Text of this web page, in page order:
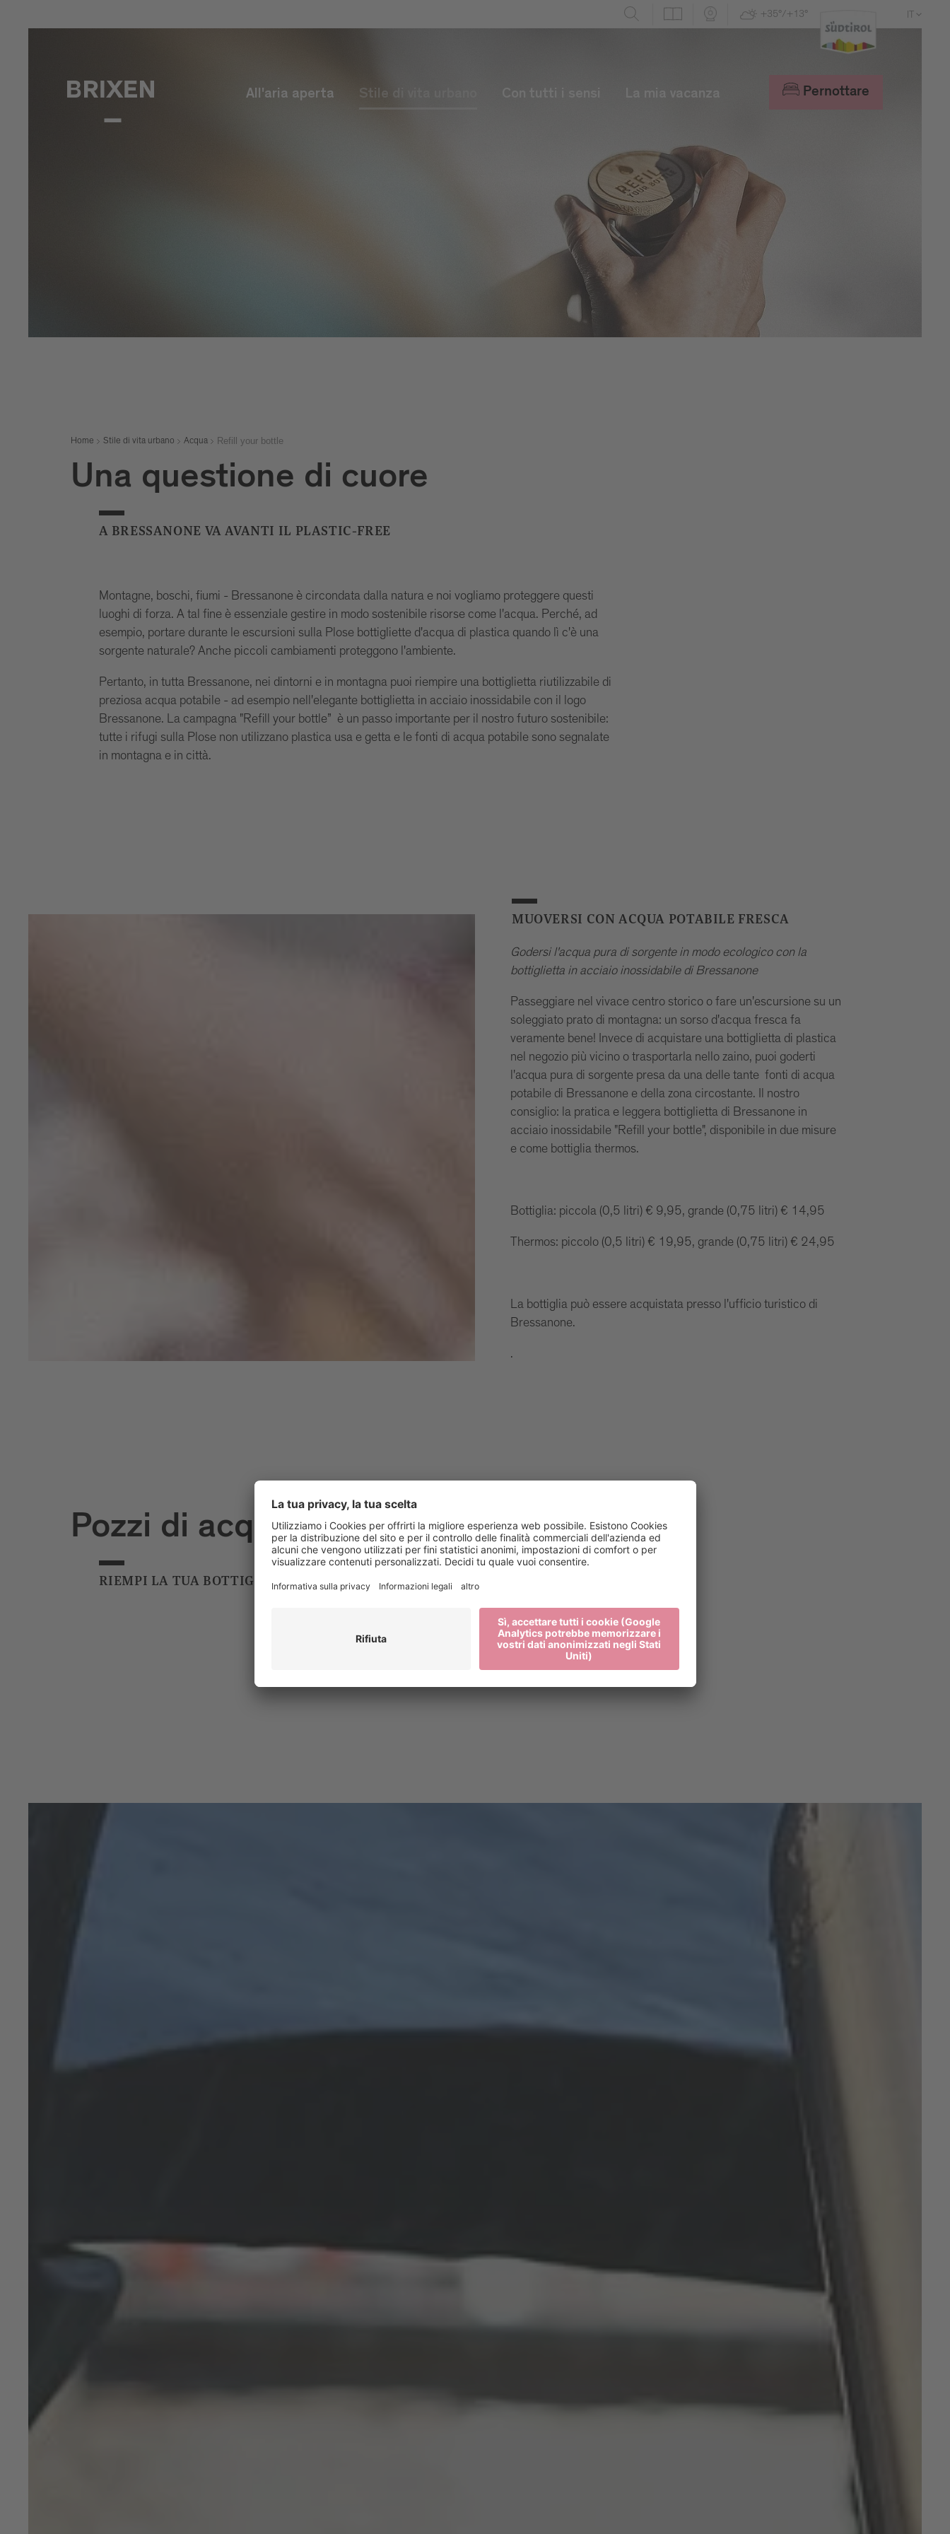
+35°/+13° IT
All'aria aperta Stile di vita urbano Con tutti i sensi La mia vacanza Pernottare
Home Stile di vita urbano Acqua Refill your bottle
Una questione di cuore
A BRESSANONE VA AVANTI IL PLASTIC-FREE
Montagne, boschi, fiumi - Bressanone è circondata dalla natura e noi vogliamo proteggere questi
luoghi di forza. A tal fine è essenziale gestire in modo sostenibile risorse come l'acqua. Perché, ad
esempio, portare durante le escursioni sulla Plose bottigliette d'acqua di plastica quando lì c'è una
sorgente naturale? Anche piccoli cambiamenti proteggono l'ambiente.
Pertanto, in tutta Bressanone, nei dintorni e in montagna puoi riempire una bottiglietta riutilizzabile di
preziosa acqua potabile - ad esempio nell'elegante bottiglietta in acciaio inossidabile con il logo
Bressanone. La campagna "Refill your bottle” è un passo importante per il nostro futuro sostenibile:
tutte i rifugi sulla Plose non utilizzano plastica usa e getta e le fonti di acqua potabile sono segnalate
in montagna e in città.
MUOVERSI CON ACQUA POTABILE FRESCA
Godersi l'acqua pura di sorgente in modo ecologico con la
bottiglietta in acciaio inossidabile di Bressanone
Passeggiare nel vivace centro storico o fare un'escursione su un
soleggiato prato di montagna: un sorso d'acqua fresca fa
veramente bene! Invece di acquistare una bottiglietta di plastica
nel negozio più vicino o trasportarla nello zaino, puoi goderti
l'acqua pura di sorgente presa da una delle tante fonti di acqua
potabile di Bressanone e della zona circostante. Il nostro
consiglio: la pratica e leggera bottiglietta di Bressanone in
acciaio inossidabile "Refill your bottle", disponibile in due misure
e come bottiglia thermos.
Bottiglia: piccola (0,5 litri) € 9,95, grande (0,75 litri) € 14,95
Thermos: piccolo (0,5 litri) € 19,95, grande (0,75 litri) € 24,95
La bottiglia può essere acquistata presso l'ufficio turistico di
Bressanone.
.
Pozzi di acqua potabile
RIEMPI LA TUA BOTTIGLIA